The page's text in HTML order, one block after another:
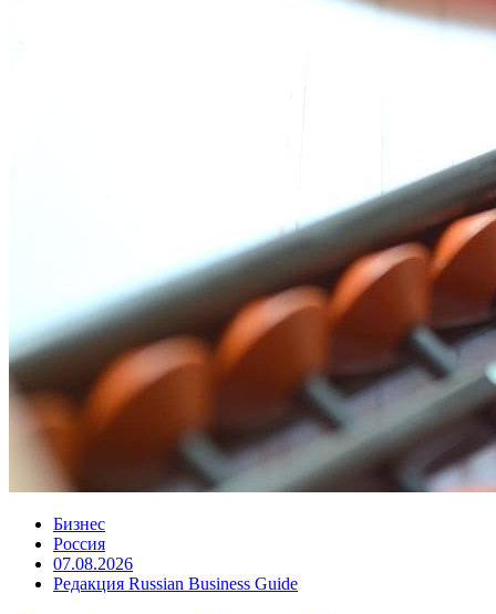
Бизнес
Россия
07.08.2026
Редакция Russian Business Guide